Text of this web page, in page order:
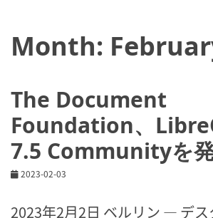
BLOG
Month:
The Document
Foundation、
7.5 Communityを
2023-02-03
2023年2月2日 ベルリン ― デ